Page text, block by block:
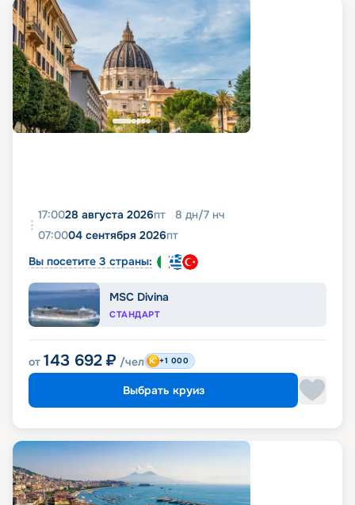
17:0028 августа 2026пт 8 дн/7 нч
07:0004 сентября 2026пт
Вы посетите 3 страны:
MSC Divina
СТАНДАРТ
от 143 692 ₽ /чел +1 000
Выбрать круиз